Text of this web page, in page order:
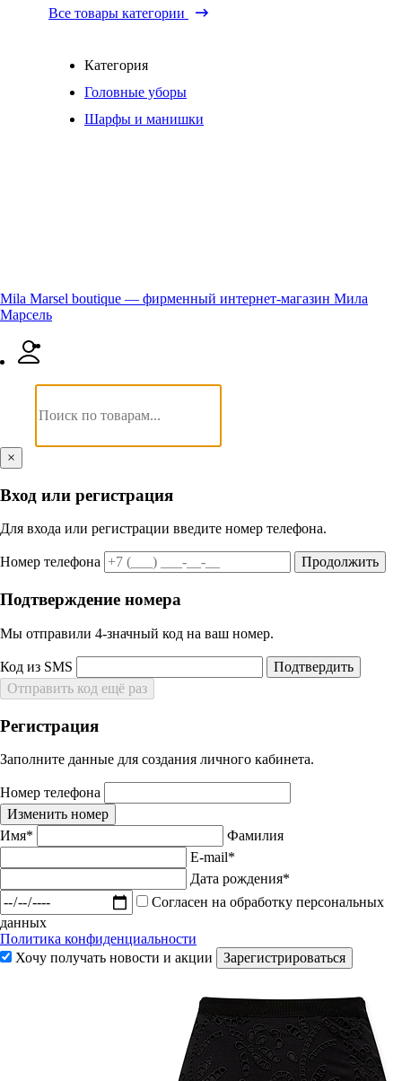
Все товары категории
Категория
Головные уборы
Шарфы и манишки
Mila Marsel boutique — фирменный интернет-магазин Мила
Марсель
×
Вход или регистрация
Для входа или регистрации введите номер телефона.
Номер телефона Продолжить
Подтверждение номера
Мы отправили 4‑значный код на ваш номер.
Код из SMS
Подтвердить
Отправить код ещё раз
Регистрация
Заполните данные для создания личного кабинета.
Номер телефона
Изменить номер
Имя*
Фамилия
E-mail*
Дата рождения*
Согласен на обработку персональных
данных
Политика конфиденциальности
Хочу получать новости и акции
Зарегистрироваться